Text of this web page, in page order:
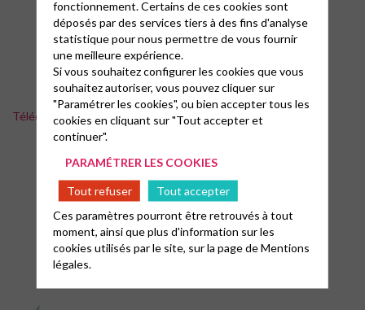
Téléchargement de la charte du bien kiffer ensemble
fonctionnement. Certains de ces cookies sont
déposés par des services tiers à des fins d'analyse
statistique pour nous permettre de vous fournir
une meilleure expérience.
Si vous souhaitez configurer les cookies que vous
souhaitez autoriser, vous pouvez cliquer sur
"Paramétrer les cookies", ou bien accepter tous les
cookies en cliquant sur "Tout accepter et
continuer".
PARAMÉTRER LES COOKIES
Tout refuser
Tout accepter
Ces paramètres pourront être retrouvés à tout
moment, ainsi que plus d'information sur les
cookies utilisés par le site, sur la page deMentions
légales.